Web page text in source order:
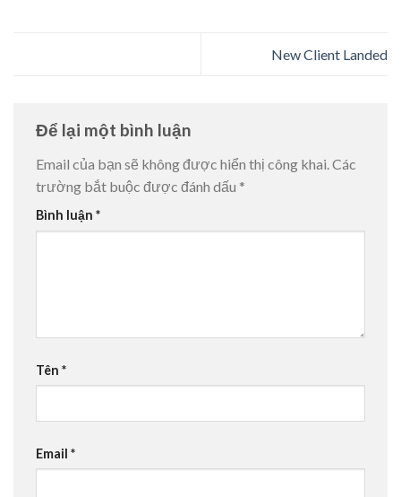
New Client Landed
Để lại một bình luận
Email của bạn sẽ không được hiển thị công khai.Các
trường bắt buộc được đánh dấu *
Bình luận *
Tên *
Email *